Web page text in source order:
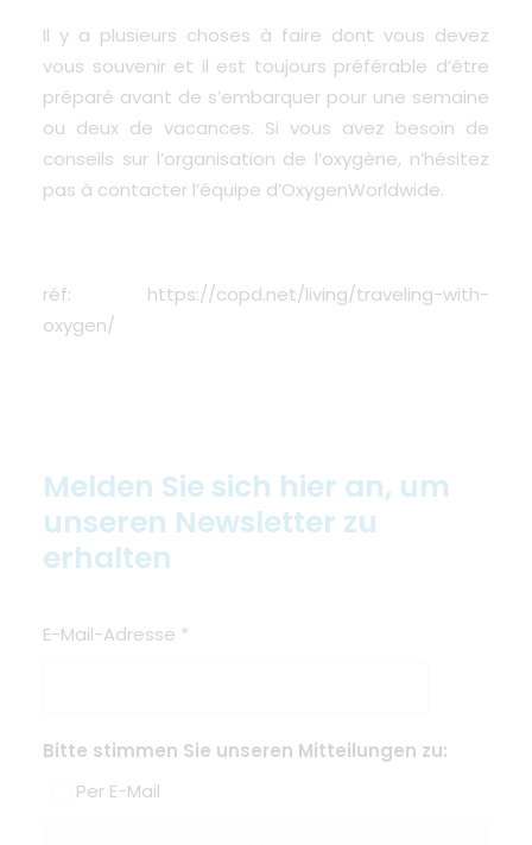
Il y a plusieurs choses à faire dont vous devez
vous souvenir et il est toujours préférable d’être
préparé avant de s’embarquer pour une semaine
ou deux de vacances. Si vous avez besoin de
conseils sur l’organisation de l’oxygène, n’hésitez
pas à contacter l’équipe d’OxygenWorldwide.
réf: https://copd.net/living/traveling-with-
oxygen/
Melden Sie sich hier an, um
unseren Newsletter zu
erhalten
E-Mail-Adresse *
Bitte stimmen Sie unseren Mitteilungen zu:
Per E-Mail